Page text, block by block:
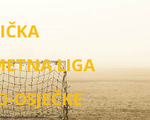
LIGA
OSJEČKE